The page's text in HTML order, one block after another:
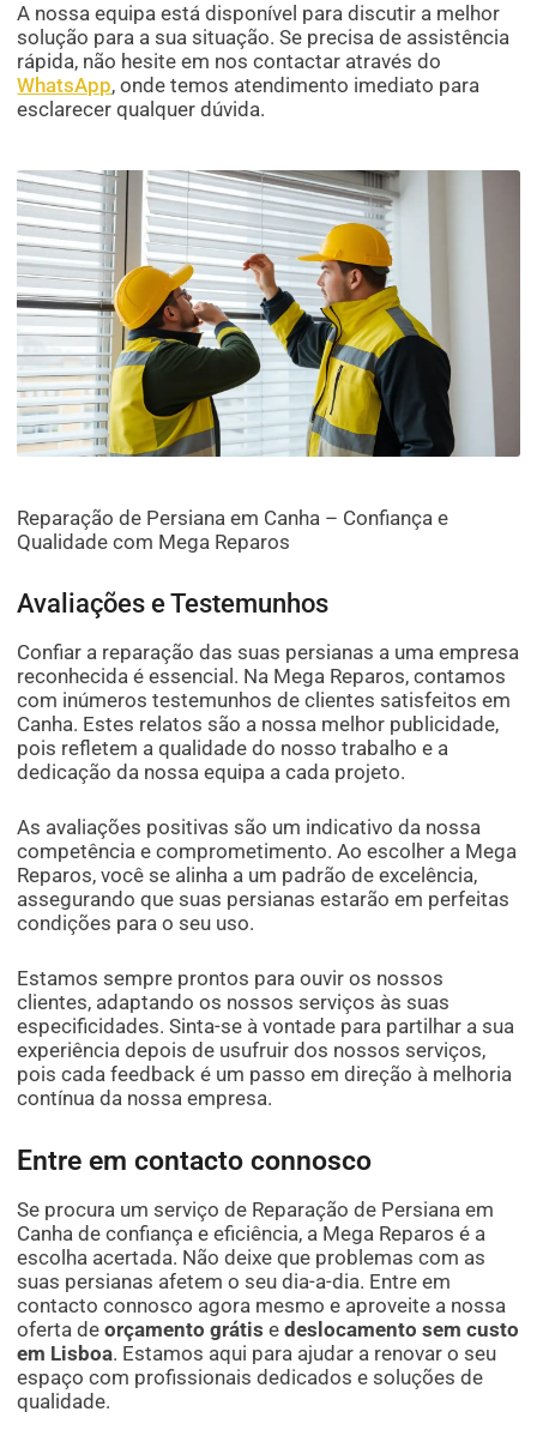
A nossa equipa está disponível para discutir a melhor
solução para a sua situação. Se precisa de assistência
rápida, não hesite em nos contactar através do
WhatsApp, onde temos atendimento imediato para
esclarecer qualquer dúvida.
Reparação de Persiana em Canha – Confiança e
Qualidade com Mega Reparos
Avaliações e Testemunhos
Confiar a reparação das suas persianas a uma empresa
reconhecida é essencial. Na Mega Reparos, contamos
com inúmeros testemunhos de clientes satisfeitos em
Canha. Estes relatos são a nossa melhor publicidade,
pois refletem a qualidade do nosso trabalho e a
dedicação da nossa equipa a cada projeto.
As avaliações positivas são um indicativo da nossa
competência e comprometimento. Ao escolher a Mega
Reparos, você se alinha a um padrão de excelência,
assegurando que suas persianas estarão em perfeitas
condições para o seu uso.
Estamos sempre prontos para ouvir os nossos
clientes, adaptando os nossos serviços às suas
especificidades. Sinta-se à vontade para partilhar a sua
experiência depois de usufruir dos nossos serviços,
pois cada feedback é um passo em direção à melhoria
contínua da nossa empresa.
Entre em contacto connosco
Se procura um serviço de Reparação de Persiana em
Canha de confiança e eficiência, a Mega Reparos é a
escolha acertada. Não deixe que problemas com as
suas persianas afetem o seu dia-a-dia. Entre em
contacto connosco agora mesmo e aproveite a nossa
oferta deorçamento grátis edeslocamento sem custo
em Lisboa. Estamos aqui para ajudar a renovar o seu
espaço com profissionais dedicados e soluções de
qualidade.